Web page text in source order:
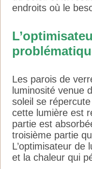
endroits où le
Les parois de
luminosité venue
soleil se
cette lumière est
partie est
troisième partie
L’optimisateur
et la chaleur qui